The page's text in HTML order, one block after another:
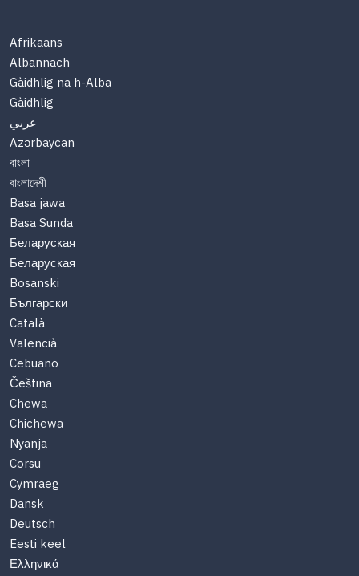
Afrikaans
Albannach
Gàidhlig na h-Alba
Gàidhlig
عربي
Azərbaycan
বাংলা
বাংলাদেশী
Basa jawa
Basa Sunda
Беларуская
Беларуская
Bosanski
Български
Català
Valencià
Cebuano
Čeština
Chewa
Chichewa
Nyanja
Corsu
Cymraeg
Dansk
Deutsch
Eesti keel
Ελληνικά